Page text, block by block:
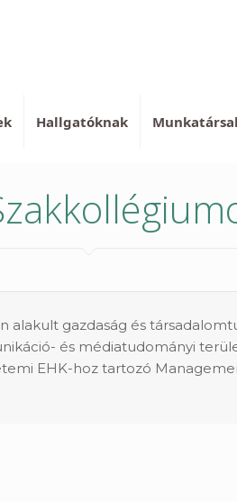
Hallgatóknak
alakult gazdaság és
és médiatudományi
EHK-hoz tartozó